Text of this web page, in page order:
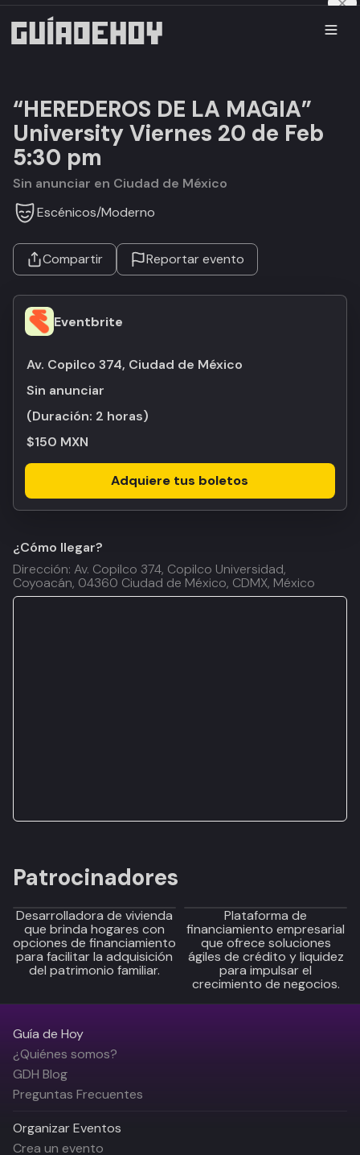
“HEREDEROS DE LA MAGIA”
University Viernes 20 de Feb
5:30 pm
Sin anunciar en Ciudad de México
Escénicos/Moderno
Compartir Reportar evento
Eventbrite
Av. Copilco 374, Ciudad de México
Sin anunciar
(Duración: 2 horas)
$150 MXN
Adquiere tus boletos
¿Cómo llegar?
Dirección: Av. Copilco 374, Copilco Universidad,
Coyoacán, 04360 Ciudad de México, CDMX, México
Patrocinadores
Desarrolladora de vivienda
que brinda hogares con
opciones de financiamiento
para facilitar la adquisición
del patrimonio familiar.
Plataforma de
financiamiento empresarial
que ofrece soluciones
ágiles de crédito y liquidez
para impulsar el
crecimiento de negocios.
Guía de Hoy
¿Quiénes somos?
GDH Blog
Preguntas Frecuentes
Organizar Eventos
Crea un evento